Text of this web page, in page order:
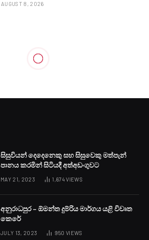
AUGUST 8, 2026
සිසුවියන් දෙදෙනෙකු සහ සිසුවෙකු මත්පැන්
පානය කරමින් සිටියදී අත්අඩංගුවට
MAY 21, 2023 1,674VIEWS
අනුරාධපුර – ඕමන්ත දුම්රිය මාර්ගය යළි විවෘත
කෙරේ
JULY 13, 2023 950 VIEWS